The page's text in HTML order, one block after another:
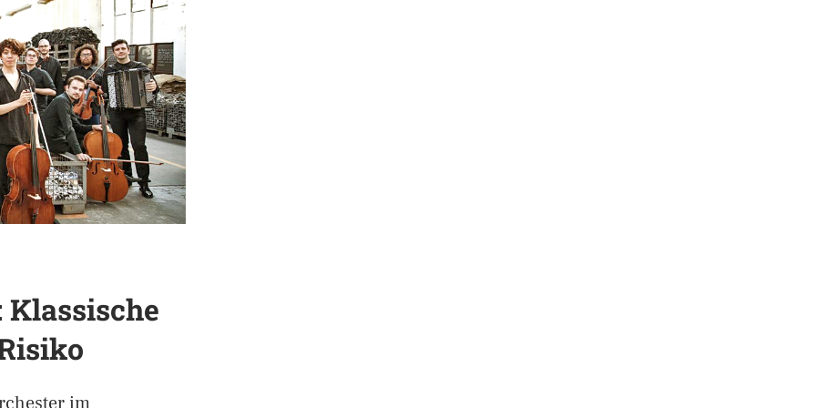
Klassische